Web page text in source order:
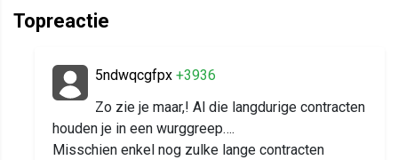
Topreactie
5ndwqcgfpx +3936
Zo zie je maar,! Al die langdurige contracten
houden je in een wurggreep….
Misschien enkel nog zulke lange contracten